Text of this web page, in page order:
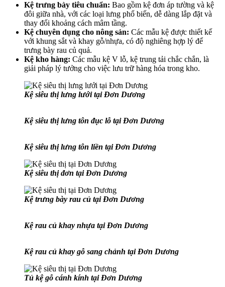
Kệ trưng bày tiêu chuẩn: Bao gồm kệ đơn áp tường và kệ
đôi giữa nhà, với các loại lưng phổ biến, dễ dàng lắp đặt và
thay đổi khoảng cách mâm tầng.
Kệ chuyên dụng cho nông sản: Các mẫu kệ được thiết kế
với khung sắt và khay gỗ/nhựa, có độ nghiêng hợp lý để
trưng bày rau củ quả.
Kệ kho hàng: Các mẫu kệ V lỗ, kệ trung tải chắc chắn, là
giải pháp lý tưởng cho việc lưu trữ hàng hóa trong kho.
Kệ siêu thị lưng lưới tại Đơn Dương
Kệ siêu thị lưng tôn đục lỗ tại Đơn Dương
Kệ siêu thị lưng tôn liền tại Đơn Dương
Kệ siêu thị đơn tại Đơn Dương
Kệ trưng bày rau củ tại Đơn Dương
Kệ rau củ khay nhựa tại Đơn Dương
Kệ rau củ khay gỗ sang chảnh tại Đơn Dương
Tủ kệ gỗ cánh kính tại Đơn Dương